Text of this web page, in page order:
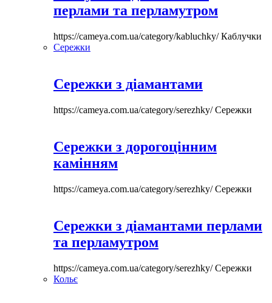
перлами та перламутром
https://cameya.com.ua/category/kabluchky/Каблучки
Сережки
Сережки з діамантами
https://cameya.com.ua/category/serezhky/Сережки
Сережки з дорогоцінним
камінням
https://cameya.com.ua/category/serezhky/Сережки
Сережки з діамантами перлами
та перламутром
https://cameya.com.ua/category/serezhky/Сережки
Кольє